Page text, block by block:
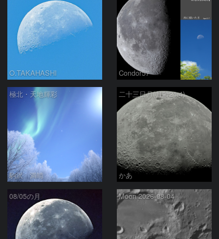
O.TAKAHASHI Condor57
極北・天地輝彩
駒沢 満晴
二十三日月(月齢21.4)
かあ
08/05の月 Moon 2026-08-04